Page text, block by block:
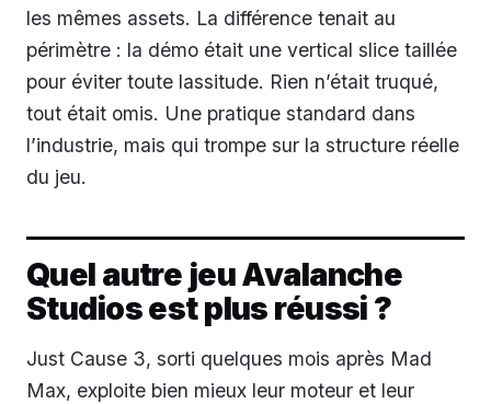
les mêmes assets. La différence tenait au
périmètre : la démo était une vertical slice taillée
pour éviter toute lassitude. Rien n’était truqué,
tout était omis. Une pratique standard dans
l’industrie, mais qui trompe sur la structure réelle
du jeu.
Quel autre jeu Avalanche
Studios est plus réussi ?
Just Cause 3, sorti quelques mois après Mad
Max, exploite bien mieux leur moteur et leur